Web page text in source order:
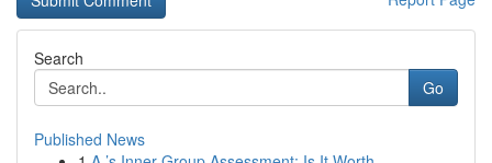
Search
Go
Published News